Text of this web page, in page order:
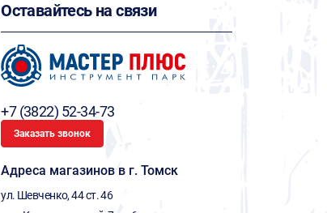
Оставайтесь на связи
+7 (3822) 52-34-73
Заказать звонок
Адреса магазинов в г. Томск
ул. Шевченко, 44 ст. 46